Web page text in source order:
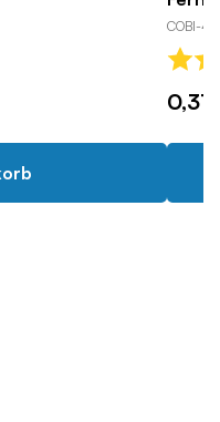
COBI-
0,31